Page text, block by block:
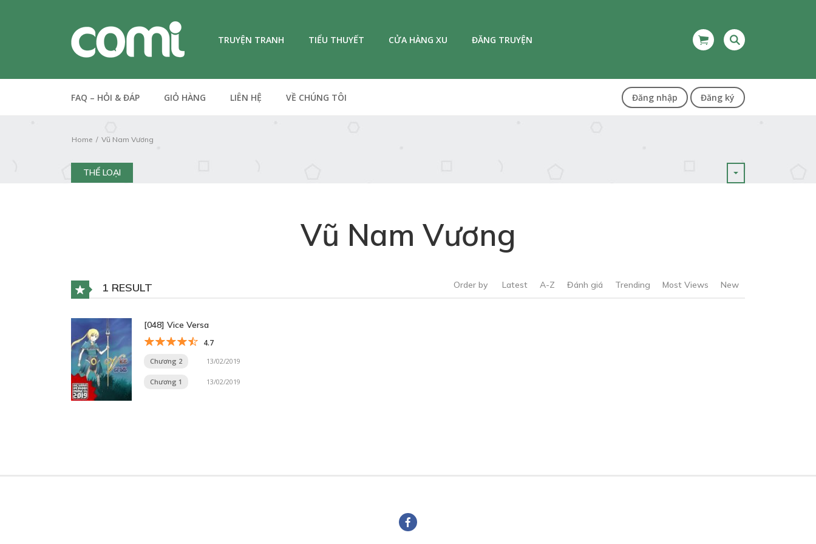
TRUYỆN TRANH TIỂU THUYẾT CỬA HÀNG XU ĐĂNG TRUYỆN
FAQ – HỎI & ĐÁP GIỎ HÀNG LIÊN HỆ VỀ CHÚNG TÔI Đăng nhập Đăng ký
Home Vũ Nam Vương
THỂ LOẠI
Vũ Nam Vương
1 RESULT Order by Latest A-Z Đánh giá Trending Most Views New
[048] Vice Versa
4.7
Chương 2 13/02/2019
Chương 1 13/02/2019